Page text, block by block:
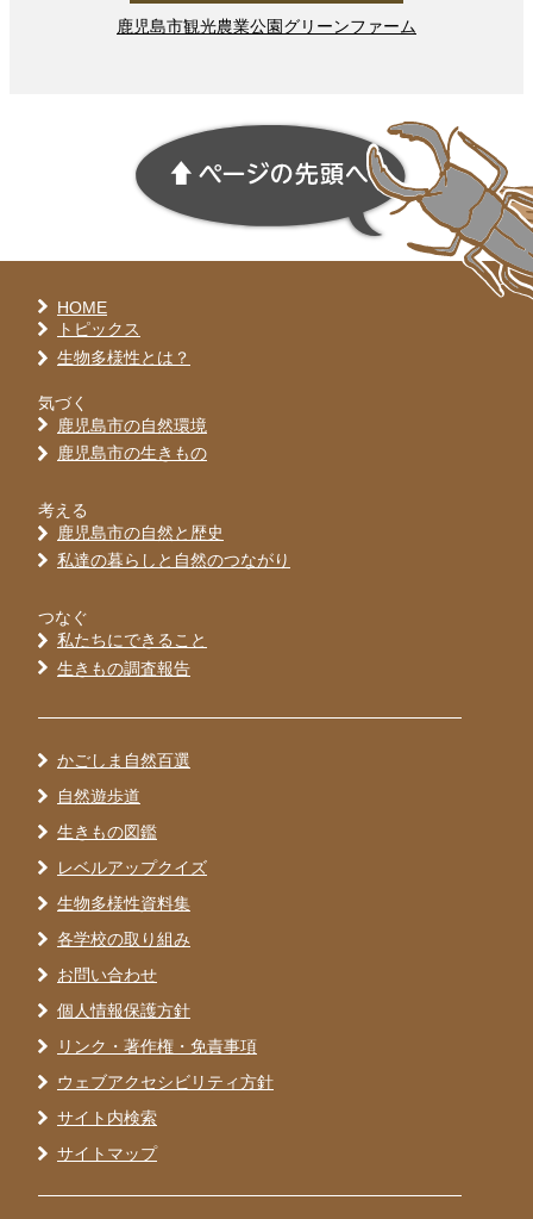
鹿児島市観光農業公園 グリーンファーム
HOME
トピックス
生物多様性とは？
気づく
鹿児島市の自然環境
鹿児島市の生きもの
考える
鹿児島市の自然と歴史
私達の暮らしと自然のつながり
つなぐ
私たちにできること
生きもの調査報告
かごしま自然百選
自然遊歩道
生きもの図鑑
レベルアップクイズ
生物多様性資料集
各学校の取り組み
お問い合わせ
個人情報保護方針
リンク・著作権・免責事項
ウェブアクセシビリティ方針
サイト内検索
サイトマップ